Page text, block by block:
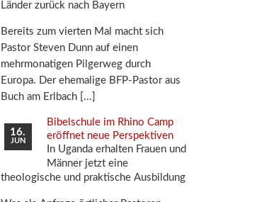
Länder zurück nach Bayern
Bereits zum vierten Mal macht sich
Pastor Steven Dunn auf einen
mehrmonatigen Pilgerweg durch
Europa. Der ehemalige BFP-Pastor aus
Buch am Erlbach
16.
JUN
Bibelschule im Rhino Camp
eröffnet neue Perspektiven
In Uganda erhalten Frauen und
Männer jetzt eine
theologische und praktische Ausbildung